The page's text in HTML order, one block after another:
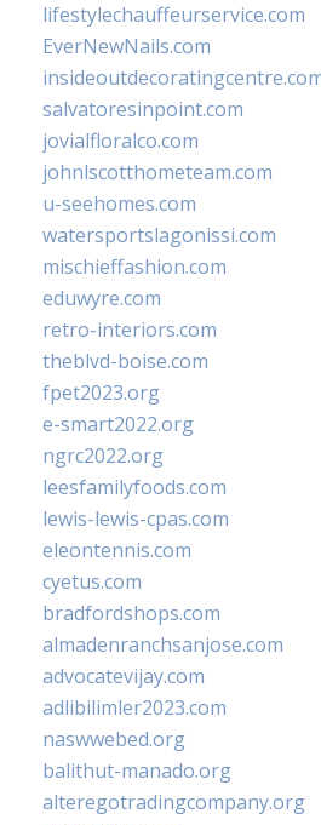
lifestylechauffeurservice.com
EverNewNails.com
salvatoresinpoint.com
jovialfloralco.com
johnlscotthometeam.com
u-seehomes.com
watersportslagonissi.com
mischieffashion.com
eduwyre.com
retro-interiors.com
theblvd-boise.com
fpet2023.org
e-smart2022.org
ngrc2022.org
leesfamilyfoods.com
lewis-lewis-cpas.com
eleontennis.com
cyetus.com
bradfordshops.com
almadenranchsanjose.com
advocatevijay.com
adlibilimler2023.com
naswwebed.org
balithut-manado.org
alteregotradingcompany.org